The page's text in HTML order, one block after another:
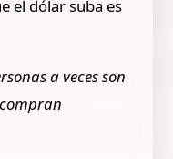
el dólar suba es
a veces son